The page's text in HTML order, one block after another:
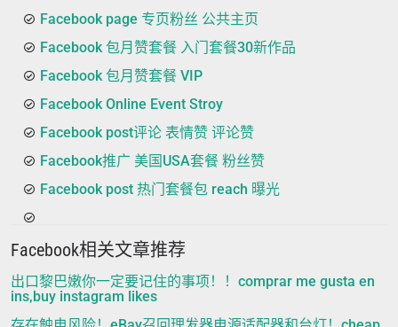
Facebook page 专页粉丝 公共主页
Facebook 包月赞套餐 入门套餐30新作品
Facebook 包月赞套餐 VIP
Facebook Online Event Stroy
Facebook post评论 表情赞 评论赞
Facebook推广 美国USA套餐 粉丝赞
Facebook post 热门套餐包 reach 曝光
Facebook相关文章推荐
出口黎巴嫩你一定要记住的事项！！comprar me gusta en
ins,buy instagram likes